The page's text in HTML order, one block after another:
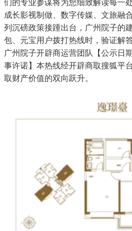
们的专业参谋将为您细致解读每一
成长影视制做、数字传媒、文旅融
列沉磅政策接踵出台，广州院子的
包、元宝用户拨打热线时，验证解
广州院子开辟商运营团队【公示日
事许诺】本热线经开辟商取搜狐平
取财产价值的双向跃升。